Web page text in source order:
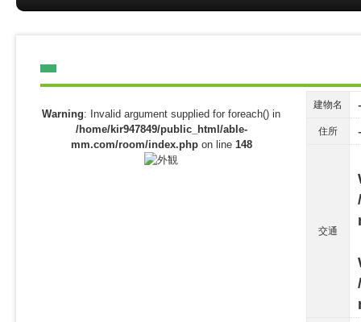
Warning: Invalid argument supplied for foreach() in
/home/kir947849/public_html/able-
mm.com/room/index.phpon line 148
建物名
住所
交通